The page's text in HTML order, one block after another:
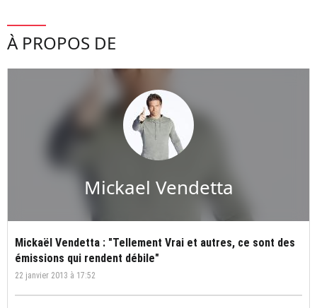
À PROPOS DE
Mickael Vendetta
Mickaël Vendetta : "Tellement Vrai et autres, ce sont des
émissions qui rendent débile"
22 janvier 2013 à 17:52